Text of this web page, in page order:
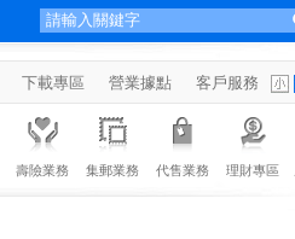
下載專區 營業據點 客戶服務
壽險業務 集郵業務 代售業務 理財專區